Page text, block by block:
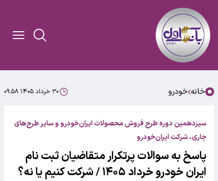
خانه خودرو ۳۰ خرداد ۱۴۰۵ ۰۹:۵۸
سیزدهمین دوره طرح فروش محصولات ایران‌خودرو و سایر طرح‌های
جاری، شرکت ایران‌خودرو
پاسخ به سوالات پرتکرار متقاضیان ثبت نام
ایران خودرو خرداد ۱۴۰۵ / شرکت کنیم یا نه؟